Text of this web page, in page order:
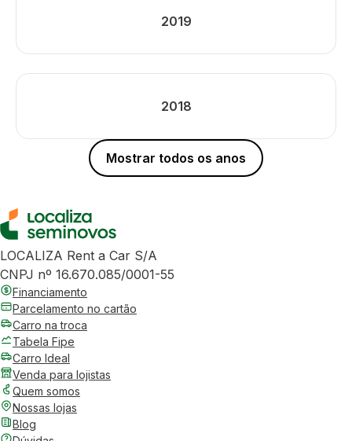
2019
2018
Mostrar todos os anos
LOCALIZA Rent a Car S/A
CNPJ nº 16.670.085/0001-55
Financiamento
Parcelamento no cartão
Carro na troca
Tabela Fipe
Carro Ideal
Venda para lojistas
Quem somos
Nossas lojas
Blog